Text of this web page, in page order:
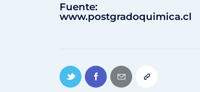
Fuente:
www.postgradoquimica.cl